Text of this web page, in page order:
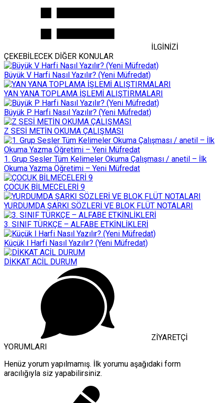
İLGİNİZİ
ÇEKEBİLECEK DİĞER KONULAR
Büyük V Harfi Nasıl Yazılır? (Yeni Müfredat)
YAN YANA TOPLAMA İŞLEMİ ALIŞTIRMALARI
Büyük P Harfi Nasıl Yazılır? (Yeni Müfredat)
Z SESİ METİN OKUMA ÇALIŞMASI
1. Grup Sesler Tüm Kelimeler Okuma Çalışması / anetil – İlk
Okuma Yazma Öğretimi – Yeni Müfredat
ÇOCUK BİLMECELERİ 9
YURDUMDA ŞARKI SÖZLERİ VE BLOK FLÜT NOTALARI
3. SINIF TÜRKÇE – ALFABE ETKİNLİKLERİ
Küçük l Harfi Nasıl Yazılır? (Yeni Müfredat)
DİKKAT ACİL DURUM
ZİYARETÇİ
YORUMLARI
Henüz yorum yapılmamış. İlk yorumu aşağıdaki form
aracılığıyla siz yapabilirsiniz.